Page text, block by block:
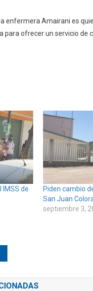
enfermera Amairani es
ofrecer un servicio de
IMSS de
Piden cambio
San Juan
septiembre 3,